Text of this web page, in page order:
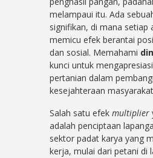
melampaui itu. Ada
signifikan, di mana setiap
memicu efek berantai
dan sosial. Memahami
kunci untuk
pertanian dalam
kesejahteraan
Salah satu efekmultiplier
adalah penciptaan
sektor padat karya yang
kerja, mulai dari petani di